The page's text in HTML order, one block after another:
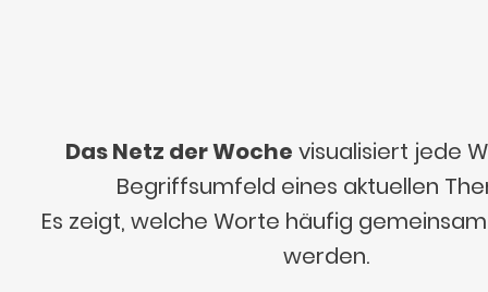
Das Netz der Woche visualisiert jede
Begriffsumfeld eines aktuellen
Es zeigt, welche Worte häufig
werden.